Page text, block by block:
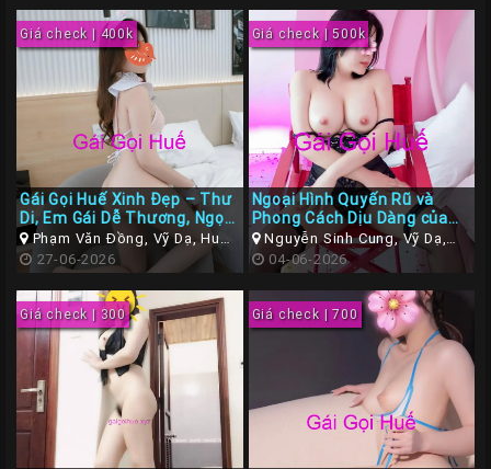
Giá check | 400k
Gái Gọi Huế Xinh Đẹp – Thư
Di, Em Gái Dễ Thương, Ngọt
Ngào Như Nước Mía Luôn
Phạm Văn Đồng, Vỹ Dạ, Huế,
Thừa Thiên Huế
27-06-2026
Giá check | 500k
Ngoại Hình Quyến Rũ và
Phong Cách Dịu Dàng của
Gái Gọi Huế Hoài An
Nguyễn Sinh Cung, Vỹ Dạ,
Huế, Thừa Thiên Huế
04-06-2026
Giá check | 300 Giá check | 700